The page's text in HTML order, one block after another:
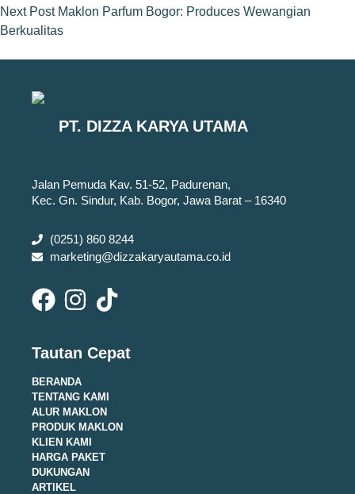
Next Post Maklon Parfum Bogor: Produces Wewangian
Berkualitas
PT. DIZZA KARYA UTAMA
Jalan Pemuda Kav. 51-52, Padurenan,
Kec. Gn. Sindur, Kab. Bogor, Jawa Barat – 16340
(0251) 860 8244
marketing@dizzakaryautama.co.id
Tautan Cepat
BERANDA
TENTANG KAMI
ALUR MAKLON
PRODUK MAKLON
KLIEN KAMI
HARGA PAKET
DUKUNGAN
ARTIKEL